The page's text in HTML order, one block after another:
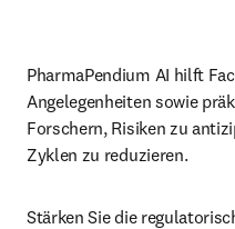
PharmaPendium AI hilft
Angelegenheiten sowie
Forschern, Risiken zu
Zyklen zu reduzieren.
Stärken Sie die